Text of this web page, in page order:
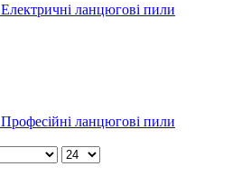
Електричні ланцюгові пили
Професійні ланцюгові пили